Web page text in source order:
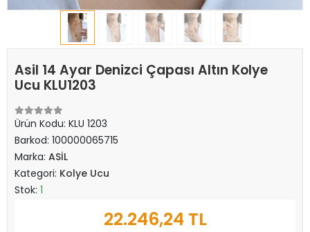
Asil 14 Ayar Denizci Çapası Altın Kolye
Ucu KLU1203
Ürün Kodu: KLU 1203
Barkod: 100000065715
Marka: ASİL
Kategori: Kolye Ucu
Stok: 1
22.246,24 TL